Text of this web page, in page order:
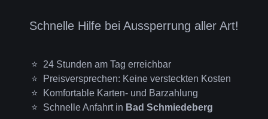
Schnelle Hilfe bei Aussperrung aller Art!
24 Stunden am Tag erreichbar
Preisversprechen: Keine versteckten Kosten
Komfortable Karten- und Barzahlung
Schnelle Anfahrt in Bad Schmiedeberg